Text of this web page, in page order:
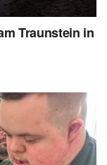
Traunstein in